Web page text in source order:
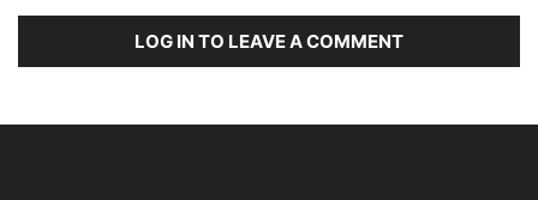
LOG IN TO LEAVE A COMMENT